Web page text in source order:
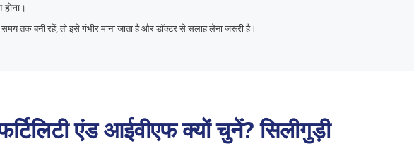
तक बनी रहें, तो इसे गंभीर माना जाता है और डॉक्टर से सलाह लेना जरूरी है।
एंड आईवीएफ क्यों चुनें? सिलीगुड़ी